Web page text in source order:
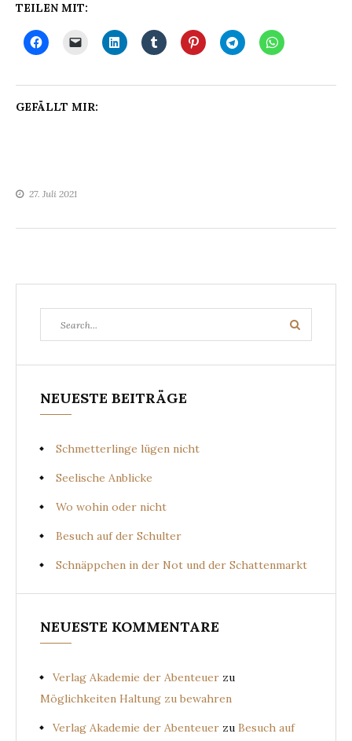
TEILEN MIT:
GEFÄLLT MIR:
27. Juli 2021
for:
Search
NEUESTE BEITRÄGE
Schmetterlinge lügen nicht
Seelische Anblicke
Wo wohin oder nicht
Besuch auf der Schulter
Schnäppchen in der Not und der Schattenmarkt
NEUESTE KOMMENTARE
Verlag Akademie der Abenteuer zu
Möglichkeiten Haltung zu bewahren
Verlag Akademie der Abenteuer zu Besuch auf